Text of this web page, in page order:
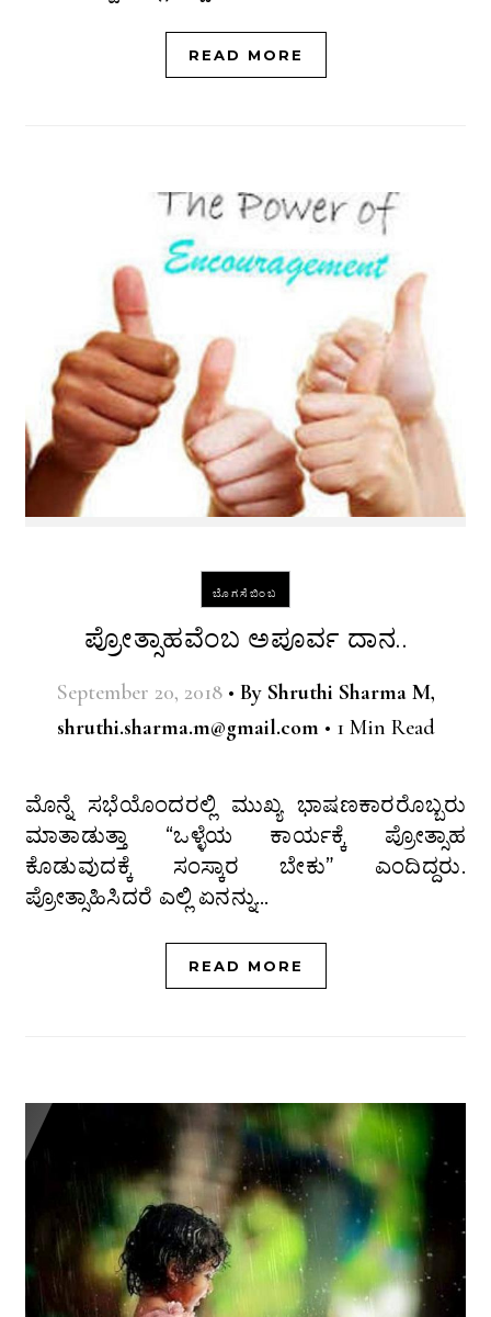
READ MORE
ಬೊಗಸೆಬಿಂಬ
ಪ್ರೋತ್ಸಾಹವೆಂಬ ಅಪೂರ್ವ ದಾನ..
September 20, 2018 • By Shruthi Sharma M,
shruthi.sharma.m@gmail.com • 1 Min Read
ಮೊನ್ನೆ ಸಭೆಯೊಂದರಲ್ಲಿ ಮುಖ್ಯ ಭಾಷಣಕಾರರೊಬ್ಬರು
ಮಾತಾಡುತ್ತಾ “ಒಳ್ಳೆಯ ಕಾರ್ಯಕ್ಕೆ ಪ್ರೋತ್ಸಾಹ
ಕೊಡುವುದಕ್ಕೆ ಸಂಸ್ಕಾರ ಬೇಕು” ಎಂದಿದ್ದರು.
ಪ್ರೋತ್ಸಾಹಿಸಿದರೆ ಎಲ್ಲಿ ಏನನ್ನು…
READ MORE